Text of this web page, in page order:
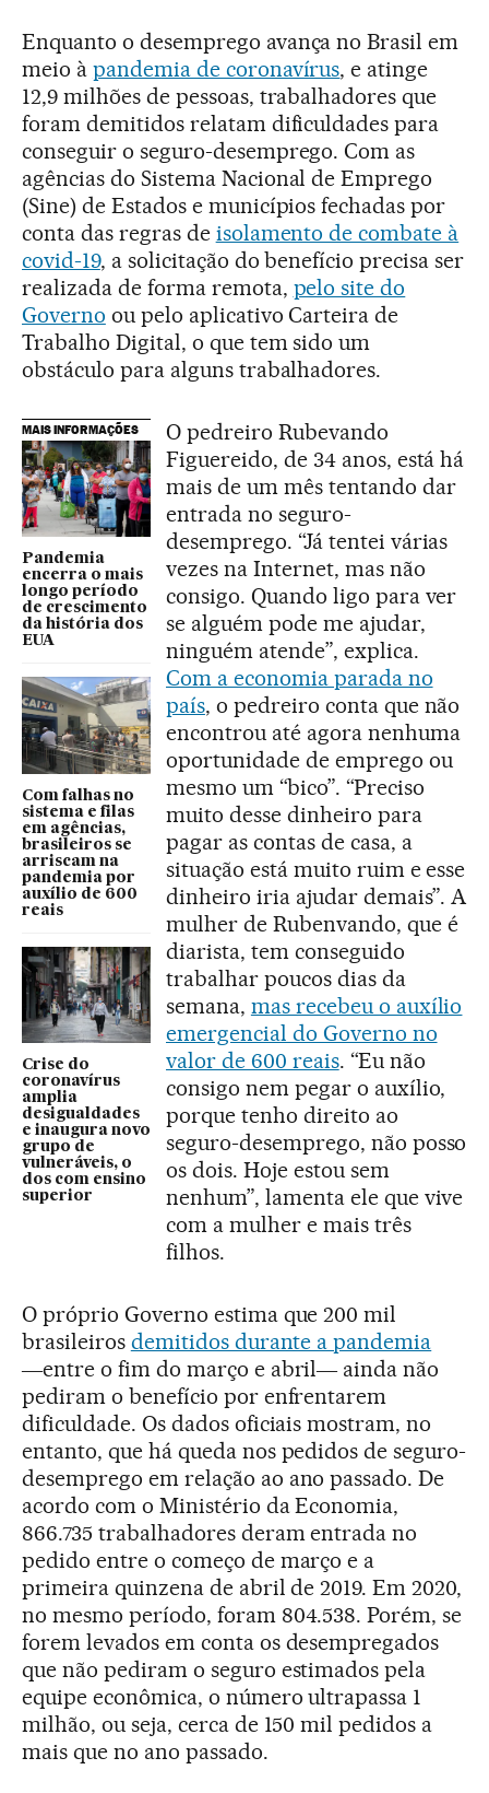
Enquanto o desemprego avança no Brasil em
meio à pandemia de coronavírus, e atinge
12,9 milhões de pessoas, trabalhadores que
foram demitidos relatam dificuldades para
conseguir o seguro-desemprego. Com as
agências do Sistema Nacional de Emprego
(Sine) de Estados e municípios fechadas por
conta das regras de isolamento de combate à
covid-19, a solicitação do benefício precisa ser
realizada de forma remota, pelo site do
Governo ou pelo aplicativo Carteira de
Trabalho Digital, o que tem sido um
obstáculo para alguns trabalhadores.
MAIS INFORMAÇÕES
Pandemia
encerra o mais
longo período
de crescimento
da história dos
EUA
Com falhas no
sistema e filas
em agências,
brasileiros se
arriscam na
pandemia por
auxílio de 600
reais
Crise do
coronavírus
amplia
desigualdades
e inaugura novo
grupo de
vulneráveis, o
dos com ensino
superior
O pedreiro Rubevando
Figuereido, de 34 anos, está há
mais de um mês tentando dar
entrada no seguro-
desemprego. “Já tentei várias
vezes na Internet, mas não
consigo. Quando ligo para ver
se alguém pode me ajudar,
ninguém atende”, explica.
Com a economia parada no
país, o pedreiro conta que não
encontrou até agora nenhuma
oportunidade de emprego ou
mesmo um “bico”. “Preciso
muito desse dinheiro para
pagar as contas de casa, a
situação está muito ruim e esse
dinheiro iria ajudar demais”. A
mulher de Rubenvando, que é
diarista, tem conseguido
trabalhar poucos dias da
semana, mas recebeu o auxílio
emergencial do Governo no
valor de 600 reais. “Eu não
consigo nem pegar o auxílio,
porque tenho direito ao
seguro-desemprego, não posso
os dois. Hoje estou sem
nenhum”, lamenta ele que vive
com a mulher e mais três
filhos.
O próprio Governo estima que 200 mil
brasileiros demitidos durante a pandemia
―entre o fim do março e abril― ainda não
pediram o benefício por enfrentarem
dificuldade. Os dados oficiais mostram, no
entanto, que há queda nos pedidos de seguro-
desemprego em relação ao ano passado. De
acordo com o Ministério da Economia,
866.735 trabalhadores deram entrada no
pedido entre o começo de março e a
primeira quinzena de abril de 2019. Em 2020,
no mesmo período, foram 804.538. Porém, se
forem levados em conta os desempregados
que não pediram o seguro estimados pela
equipe econômica, o número ultrapassa 1
milhão, ou seja, cerca de 150 mil pedidos a
mais que no ano passado.